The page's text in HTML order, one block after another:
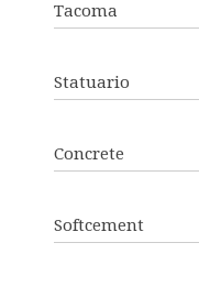
Tacoma
Statuario
Concrete
Softcement